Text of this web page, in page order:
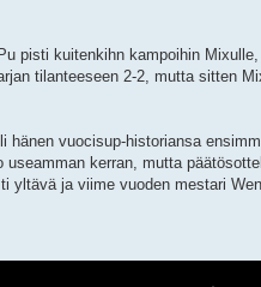
pisti kuitenkihn kampoihin
tilanteeseen 2-2, mutta sitten
hänen vuocisup-historiansa
useamman kerran, mutta
yltävä ja viime vuoden mestari